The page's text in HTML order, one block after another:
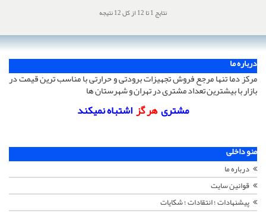
نتایج 1 تا 12 از کل 12 نتیجه
درباره ما
مرکز دما تنها مرجع فروش تجهیزات برودتی و حرارتی با مناسب ترین قیمت در
بازار با بیشترین تعداد مشتری در تهران و شهرستان ها
مشتریهر گزاشتباه نمیکند
منو داخلی
درباره ما
قوانین سایت
پیشنهادات ؛ انتقادات ؛ شکایات